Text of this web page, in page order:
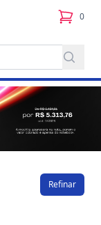
0
itens
Refinar